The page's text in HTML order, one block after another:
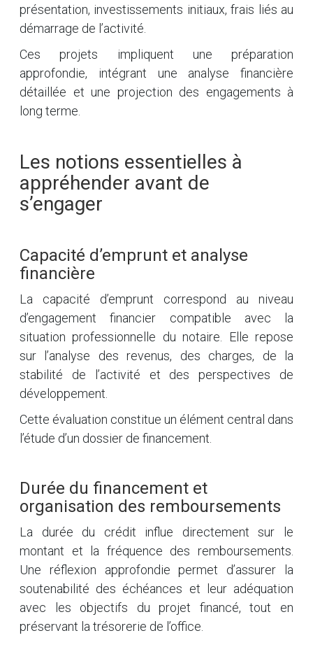
présentation, investissements initiaux, frais liés au
démarrage de l’activité.
Ces projets impliquent une préparation
approfondie, intégrant une analyse financière
détaillée et une projection des engagements à
long terme.
Les notions essentielles à
appréhender avant de
s’engager
Capacité d’emprunt et analyse
financière
La capacité d’emprunt correspond au niveau
d’engagement financier compatible avec la
situation professionnelle du notaire. Elle repose
sur l’analyse des revenus, des charges, de la
stabilité de l’activité et des perspectives de
développement.
Cette évaluation constitue un élément central dans
l’étude d’un dossier de financement.
Durée du financement et
organisation des remboursements
La durée du crédit influe directement sur le
montant et la fréquence des remboursements.
Une réflexion approfondie permet d’assurer la
soutenabilité des échéances et leur adéquation
avec les objectifs du projet financé, tout en
préservant la trésorerie de l’office.